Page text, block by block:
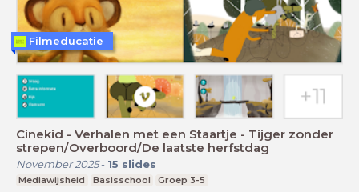
Cinekid - Verhalen met een Staartje - Tijger zonder
strepen/Overboord/De laatste herfstdag
November 2025- 15 slides
Mediawijsheid Basisschool Groep 3-5
Filmeducatie